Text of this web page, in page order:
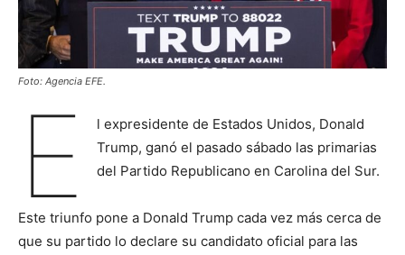
Foto: Agencia EFE.
E
l expresidente de Estados Unidos, Donald
Trump, ganó el pasado sábado las primarias
del Partido Republicano en Carolina del Sur.
Este triunfo pone a Donald Trump cada vez más cerca de
que su partido lo declare su candidato oficial para las